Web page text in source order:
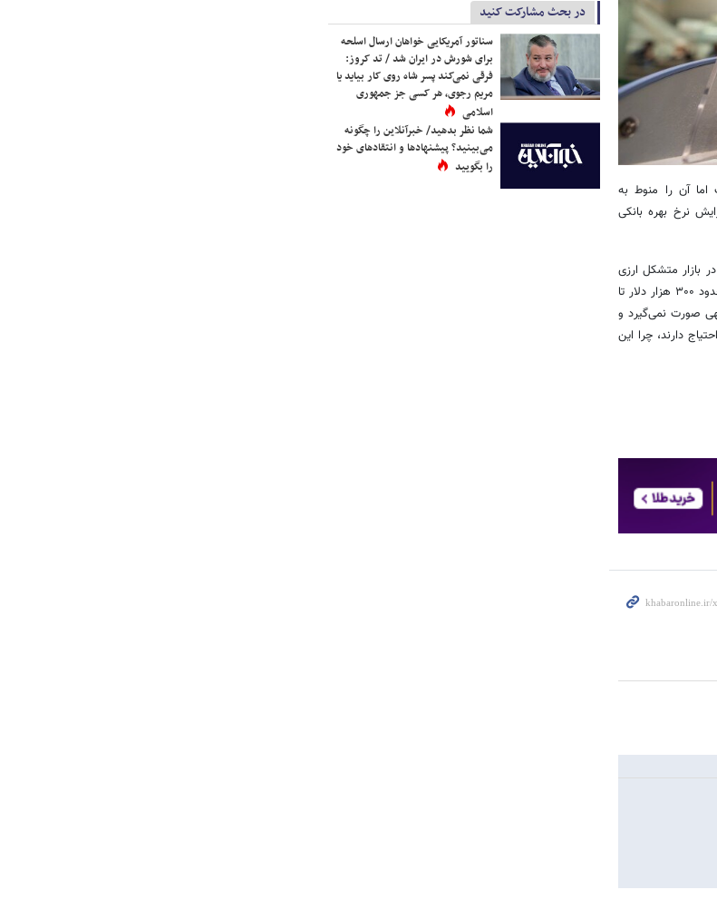
اما آن را منوط به
نرخ بهره بانکی
منتشر شده، بیانگر این است که طی ۴ روز عرضه در بازار متشکل ارزی
بیش از ۳۰۰ میلیون در این بازار اسکناس عرضه شده است اما صرافی‌ها در هر بار عرضه چیزی حدود ۳۰۰ هزار دلار تا
صورت نمی‌گیرد و
دارند، چرا این
در بحث مشارکت کنید
سناتور آمریکایی خواهان ارسال اسلحه
برای شورش در ایران شد / تد کروز:
فرقی نمی‌کند پسر شاه روی کار بیاید یا
مریم رجوی، هر کسی جز جمهوری
اسلامی
شما نظر بدهید/ خبرآنلاین را چگونه
می‌بینید؟ پیشنهادها و انتقادهای خود
را بگویید